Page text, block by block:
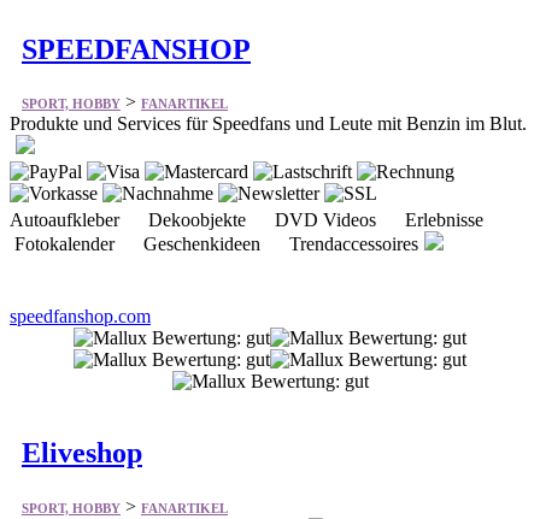
SPEEDFANSHOP
SPORT, HOBBY>FANARTIKEL
Produkte und Services für Speedfans und Leute mit Benzin im Blut.
Autoaufkleber Dekoobjekte DVD Videos Erlebnisse
Fotokalender Geschenkideen Trendaccessoires
speedfanshop.com
Eliveshop
SPORT, HOBBY>FANARTIKEL